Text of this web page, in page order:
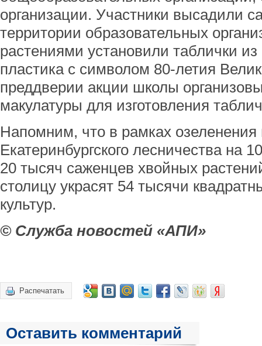
организации. Участники высадили
территории образовательных
растениями установили таблички из
пластика с символом 80-летия
преддверии акции школы
макулатуры для изготовления
Напомним, что в рамках
Екатеринбургского лесничества на
20 тысяч саженцев хвойных
столицу украсят 54 тысячи
культур.
© Служба новостей «АПИ»
Распечатать
Оставить комментарий